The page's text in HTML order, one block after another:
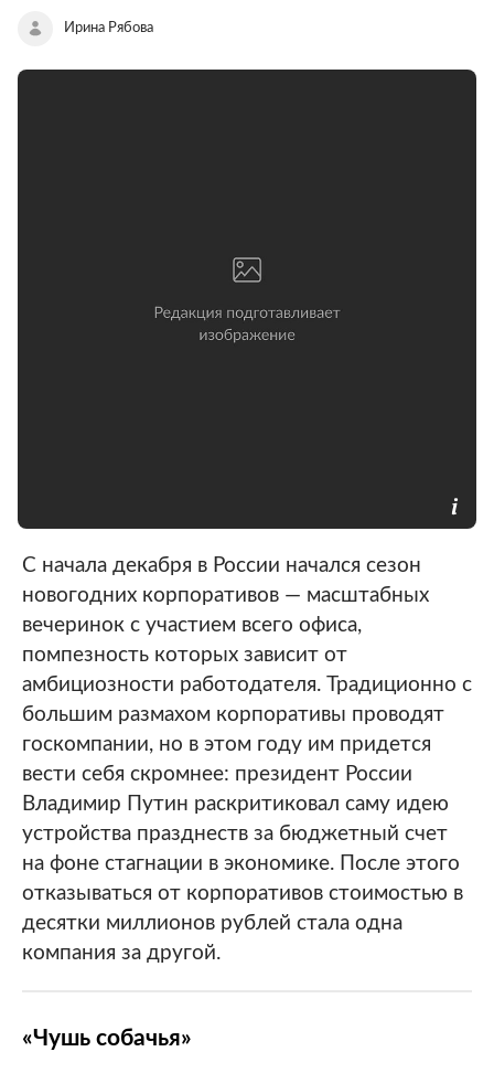
Ирина Рябова
С начала декабря в России начался сезон
новогодних корпоративов — масштабных
вечеринок с участием всего офиса,
помпезность которых зависит от
амбициозности работодателя. Традиционно с
большим размахом корпоративы проводят
госкомпании, но в этом году им придется
вести себя скромнее: президент России
Владимир Путин раскритиковал саму идею
устройства празднеств за бюджетный счет
на фоне стагнации в экономике. После этого
отказываться от корпоративов стоимостью в
десятки миллионов рублей стала одна
компания за другой.
«Чушь собачья»